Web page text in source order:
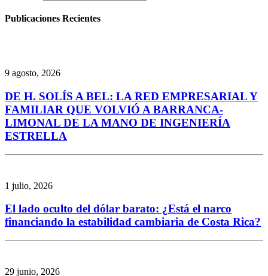
Publicaciones Recientes
9 agosto, 2026
DE H. SOLÍS A BEL: LA RED EMPRESARIAL Y
FAMILIAR QUE VOLVIÓ A BARRANCA-
LIMONAL DE LA MANO DE INGENIERÍA
ESTRELLA
1 julio, 2026
El lado oculto del dólar barato: ¿Está el narco
financiando la estabilidad cambiaria de Costa Rica?
29 junio, 2026